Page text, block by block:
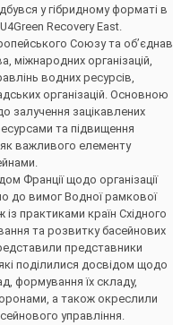
у гібридному форматі в
Recovery East.
Союзу та об’єднав
міжнародних організацій,
водних ресурсів,
організацій. Основною
залучення зацікавлених
та підвищення
важливого елементу
Франції щодо організації
до вимог Водної рамкової
практиками країн Східного
та розвитку басейнових
представники
поділилися досвідом щодо
формування їх складу,
а також окреслили
управління.